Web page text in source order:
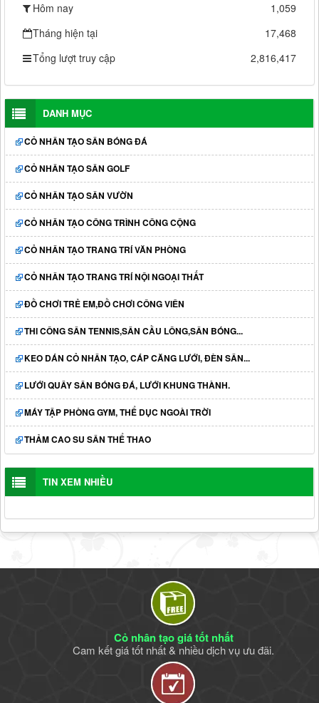
Hôm nay
1,059
Tháng hiện tại
17,468
Tổng lượt truy cập
2,816,417
DANH MỤC
CỎ NHÂN TẠO SÂN BÓNG ĐÁ
CỎ NHÂN TẠO SÂN GOLF
CỎ NHÂN TẠO SÂN VƯỜN
CỎ NHÂN TẠO CÔNG TRÌNH CÔNG CỘNG
CỎ NHÂN TẠO TRANG TRÍ VĂN PHÒNG
CỎ NHÂN TẠO TRANG TRÍ NỘI NGOẠI THẤT
ĐỒ CHƠI TRẺ EM,ĐỒ CHƠI CÔNG VIÊN
THI CÔNG SÂN TENNIS,SÂN CẦU LÔNG,SÂN BÓNG...
KEO DÁN CỎ NHÂN TẠO, CÁP CĂNG LƯỚI, ĐÈN SÂN...
LƯỚI QUÂY SÂN BÓNG ĐÁ, LƯỚI KHUNG THÀNH.
MÁY TẬP PHÒNG GYM, THỂ DỤC NGOÀI TRỜI
THẢM CAO SU SÂN THỂ THAO
TIN XEM NHIỀU
Cỏ nhân tạo giá tốt nhất
Cam kết giá tốt nhất & nhiều dịch vụ ưu đãi.